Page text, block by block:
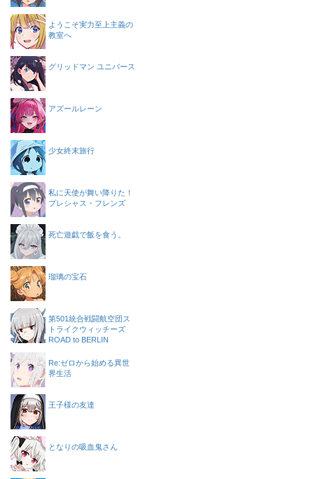
ようこそ実力至上主義の
教室へ
グリッドマン ユニバース
アズールレーン
少女終末旅行
私に天使が舞い降りた！
プレシャス・フレンズ
死亡遊戯で飯を食う。
瑠璃の宝石
第501統合戦闘航空団ス
トライクウィッチーズ
ROAD to BERLIN
Re:ゼロから始める異世
界生活
王子様の友達
となりの吸血鬼さん